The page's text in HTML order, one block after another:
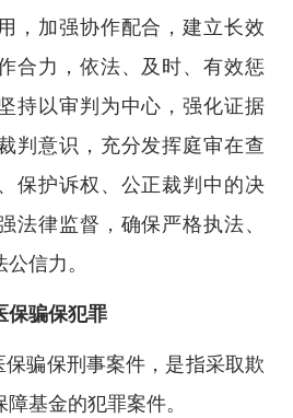
，加强协作配合，建立长效
合力，依法、及时、有效惩
持以审判为中心，强化证据
判意识，充分发挥庭审在查
保护诉权、公正裁判中的决
法律监督，确保严格执法、
信力。
骗保犯罪
骗保刑事案件，是指采取欺
基金的犯罪案件。